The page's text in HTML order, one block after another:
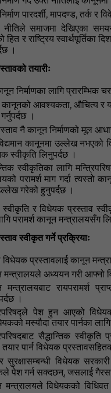
पारदर्शी, मापदण्ड, तर्क र
नीतिले समाजमा देखिएका
हित र राष्ट्रिय स्वार्थपूर्तिका
।
तयारीः
निर्माणका लागि प्रारम्भिक
कानूनको आवश्यकता, औचित्य र
।
नै कानून निर्माणको मूल
कानूनमा उल्लेख नभएको
स्वीकृति लिनुपर्दछ ।
स्वीकृतिका लागि
परामर्श माग गर्दा त्यस्तो
गरेको हुनुपर्दछ ।
स्वीकृति र विधेयक प्रस्ताव
परामर्श कानून मन्त्रालयसँग
स्वीकृत गर्ने प्रक्रियाः
विधेयक प्रस्तावलाई कानून
अध्ययन गरी आफ्नो
मन्त्रालयबाट रायपरामर्श
।
पेश हुन आएको
मस्यौदा तयार पार्नका लागि
सैद्धान्तिक
पार्न विधेयक
सुरक्षासम्बन्धी विधेयक
पेश गर्न सक्दछन्, जसलाई
मन्त्रालयले विधेयकको